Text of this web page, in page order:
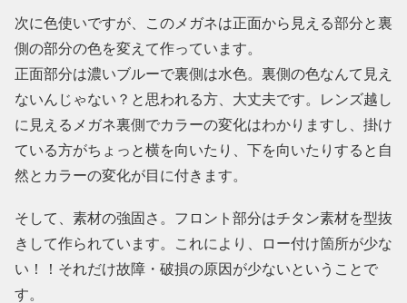
次に色使いですが、このメガネは正面から見える部分と裏
側の部分の色を変えて作っています。
正面部分は濃いブルーで裏側は水色。裏側の色なんて見え
ないんじゃない？と思われる方、大丈夫です。レンズ越し
に見えるメガネ裏側でカラーの変化はわかりますし、掛け
ている方がちょっと横を向いたり、下を向いたりすると自
然とカラーの変化が目に付きます。
そして、素材の強固さ。フロント部分はチタン素材を型抜
きして作られています。これにより、ロー付け箇所が少な
い！！それだけ故障・破損の原因が少ないということで
す。